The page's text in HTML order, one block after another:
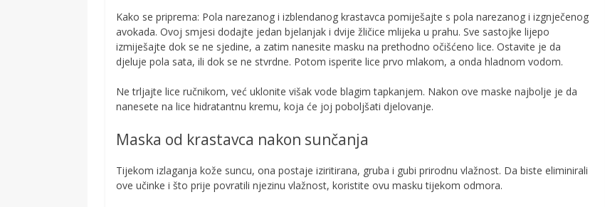
Kako se priprema: Pola narezanog i izblendanog krastavca pomiješajte s pola narezanog i izgnječenog
avokada. Ovoj smjesi dodajte jedan bjelanjak i dvije žličice mlijeka u prahu. Sve sastojke lijepo
izmiješajte dok se ne sjedine, a zatim nanesite masku na prethodno očišćeno lice. Ostavite je da
djeluje pola sata, ili dok se ne stvrdne. Potom isperite lice prvo mlakom, a onda hladnom vodom.
Ne trljajte lice ručnikom, već uklonite višak vode blagim tapkanjem. Nakon ove maske najbolje je da
nanesete na lice hidratantnu kremu, koja će joj poboljšati djelovanje.
Maska od krastavca nakon sunčanja
Tijekom izlaganja kože suncu, ona postaje iziritirana, gruba i gubi prirodnu vlažnost. Da biste eliminirali
ove učinke i što prije povratili njezinu vlažnost, koristite ovu masku tijekom odmora.